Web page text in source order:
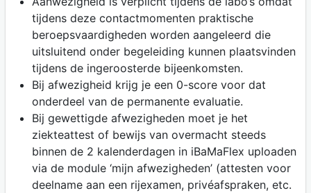
tijdens deze contactmomenten praktische
beroepsvaardigheden worden aangeleerd die
uitsluitend onder begeleiding kunnen plaatsvinden
tijdens de ingeroosterde bijeenkomsten.
Bij afwezigheid krijg je een 0-score voor dat
onderdeel van de permanente evaluatie.
Bij gewettigde afwezigheden moet je het
ziekteattest of bewijs van overmacht steeds
binnen de 2 kalenderdagen in iBaMaFlex uploaden
via de module ‘mijn afwezigheden’ (attesten voor
deelname aan een rijexamen, privéafspraken, etc.